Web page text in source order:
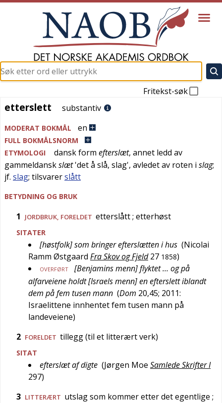
Fritekst-søk
etterslett
etterslett substantiv
MODERAT BOKMÅL en
FULL BOKMÅLSNORM
ETYMOLOGI
danskform efterslæt, annet ledd av
gammeldanskslæt'det å slå, slag', avledet av roten i slag;
jf. slag; tilsvarerslått
BETYDNING OG BRUK
1 JORDBRUK, FORELDET etterslått; etterhøst
SITATER
[høstfolk] som bringer efterslætten i hus (Nicolai
Ramm Østgaard Fra Skov og Fjeld 27 1858)
OVERFØRT
[Benjamins menn] flyktet … og på
alfarveiene holdt [Israels menn] en efterslett iblandt
dem på fem tusen mann (Dom 20,45; 2011:
Israelittene innhentet fem tusen mann på
landeveiene)
2 FORELDET tillegg (til et litterært verk)
SITAT
efterslæt af digte (Jørgen Moe Samlede Skrifter I
297)
3 LITTERÆRT utslag som kommer etter det egentlige ;